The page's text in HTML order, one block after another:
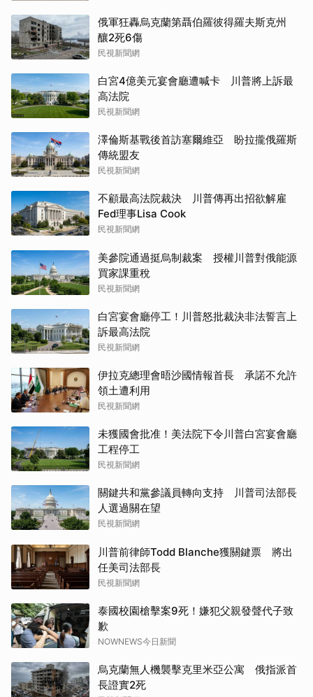
俄軍狂轟烏克蘭第聶伯羅彼得羅夫斯克州
釀2死6傷
民視新聞網
白宮4億美元宴會廳遭喊卡 川普將上訴最
高法院
民視新聞網
澤倫斯基戰後首訪塞爾維亞 盼拉攏俄羅斯
傳統盟友
民視新聞網
不顧最高法院裁決 川普傳再出招欲解雇
Fed理事Lisa Cook
民視新聞網
美參院通過挺烏制裁案 授權川普對俄能源
買家課重稅
民視新聞網
白宮宴會廳停工！川普怒批裁決非法誓言上
訴最高法院
民視新聞網
伊拉克總理會晤沙國情報首長 承諾不允許
領土遭利用
民視新聞網
未獲國會批准！美法院下令川普白宮宴會廳
工程停工
民視新聞網
關鍵共和黨參議員轉向支持 川普司法部長
人選過關在望
民視新聞網
川普前律師Todd Blanche獲關鍵票 將出
任美司法部長
民視新聞網
泰國校園槍擊案9死！嫌犯父親發聲代子致
歉
NOWNEWS今日新聞
烏克蘭無人機襲擊克里米亞公寓 俄指派首
長證實2死